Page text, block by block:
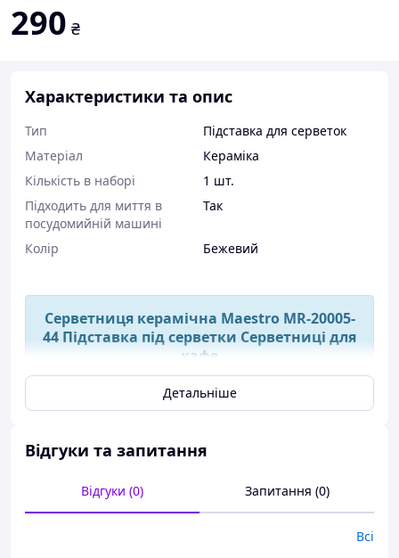
290 ₴
Характеристики та опис
Тип
Підставка для серветок
Матеріал
Кераміка
Кількість в наборі
1 шт.
Підходить для миття в
посудомийній машині
Так
Колір Бежевий
Серветниця керамічна Maestro MR-20005-
44 Підставка під серветки Серветниці для
кафе
Телефонуйте/пишіть у будь-який час, наш
менеджер із радістю відповість на всі Ваші
1-3 днів, всі товари перед відправленням
уважно перевіряються, просимо всіх наших
Детальніше
Відгуки та запитання
Відгуки (0) Запитання (0)
Всі